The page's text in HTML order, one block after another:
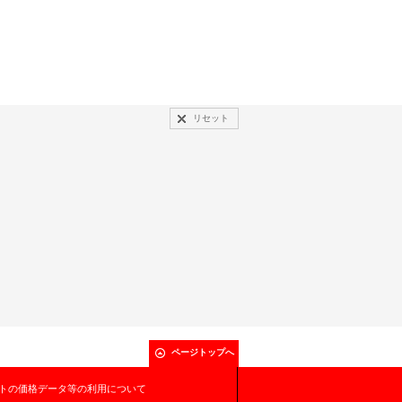
リセット
ページトップへ
の価格データ等の利用について